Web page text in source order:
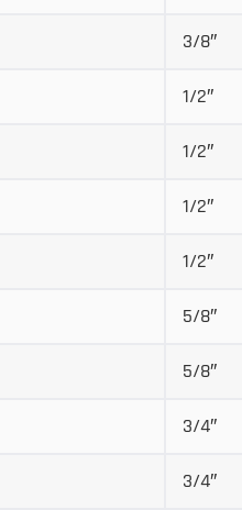
3/8″
1/2″
1/2″
1/2″
1/2″
5/8″
5/8″
3/4″
3/4″